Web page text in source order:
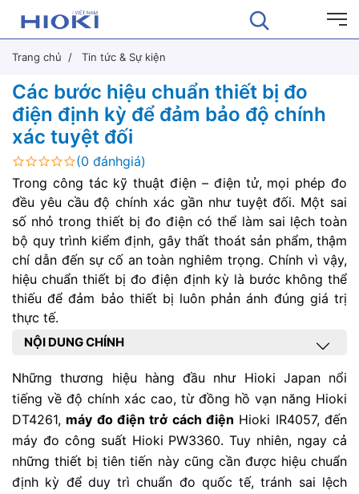
Trang chủ Tin tức & Sự kiện
Các bước hiệu chuẩn thiết bị đo
điện định kỳ để đảm bảo độ chính
xác tuyệt đối
(0 đánhgiá)
Trong công tác kỹ thuật điện – điện tử, mọi phép đo
đều yêu cầu độ chính xác gần như tuyệt đối. Một sai
số nhỏ trong thiết bị đo điện có thể làm sai lệch toàn
bộ quy trình kiểm định, gây thất thoát sản phẩm, thậm
chí dẫn đến sự cố an toàn nghiêm trọng. Chính vì vậy,
hiệu chuẩn thiết bị đo điện định kỳ là bước không thể
thiếu để đảm bảo thiết bị luôn phản ánh đúng giá trị
thực tế.
NỘI DUNG CHÍNH
Những thương hiệu hàng đầu như Hioki Japan nổi
tiếng về độ chính xác cao, từ đồng hồ vạn năng Hioki
DT4261, máy đo điện trở cách điện Hioki IR4057, đến
máy đo công suất Hioki PW3360. Tuy nhiên, ngay cả
những thiết bị tiên tiến này cũng cần được hiệu chuẩn
định kỳ để duy trì chuẩn đo quốc tế, tránh sai lệch